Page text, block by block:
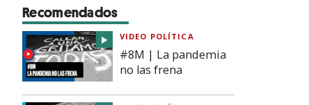
Recomendados
VIDEO POLÍTICA
#8M | La pandemia
no las frena